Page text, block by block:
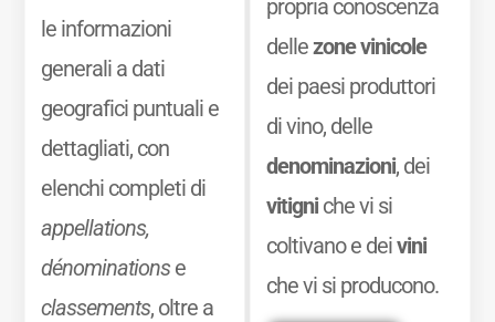
le informazioni
generali a dati
geografici puntuali e
dettagliati, con
elenchi completi di
appellations,
dénominationse
classements, oltre a
propria conoscenza
dellezone vinicole
dei paesi produttori
di vino, delle
denominazioni, dei
vitigniche vi si
coltivano e deivini
che vi si producono.